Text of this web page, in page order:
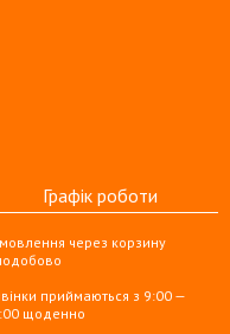
Графік роботи
через корзину
приймаються з 9:00 —
щоденно